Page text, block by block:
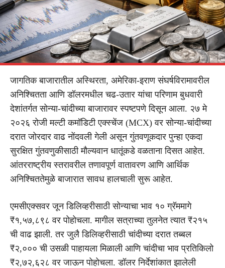
जागतिक बाजारातील अस्थिरता, अमेरिका-इराण संघर्षविरामावरील
अनिश्चितता आणि डॉलरमधील चढ-उतार यांचा परिणाम बुधवारी
देशांतर्गत सोन्या-चांदीच्या बाजारावर स्पष्टपणे दिसून आला. २७ मे
२०२६ रोजी मल्टी कमॉडिटी एक्स्चेंज (MCX) वर सोन्या-चांदीच्या
दरात जोरदार वाढ नोंदवली गेली असून गुंतवणूकदार पुन्हा एकदा
सुरक्षित गुंतवणुकीसाठी मौल्यवान धातूंकडे वळताना दिसत आहेत.
आंतरराष्ट्रीय स्तरावरील तणावपूर्ण वातावरण आणि आर्थिक
अनिश्चिततेमुळे बाजारात सावध हालचाली सुरू आहेत.
एमसीएक्सवर जून डिलिव्हरीसाठी सोन्याचा भाव १० ग्रॅममागे
₹१,५७,८९८ वर पोहोचला. मागील सत्राच्या तुलनेत त्यात ₹२१५
ची वाढ झाली. तर जुलै डिलिव्हरीसाठी चांदीच्या दरात तब्बल
₹२,००० ची उसळी पाहायला मिळाली आणि चांदीचा भाव प्रतिकिलो
₹२,७२,६२८ वर जाऊन पोहोचला. डॉलर निर्देशांकात झालेली